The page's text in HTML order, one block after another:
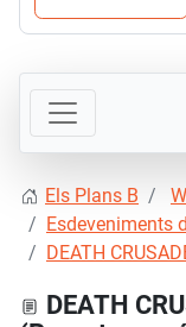
Els Plans B
Esdeveniments
DEATH
DEATH